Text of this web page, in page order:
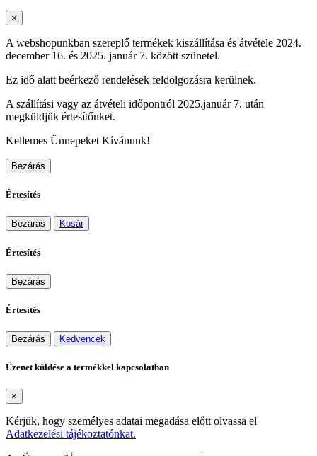
×
A webshopunkban szereplő termékek kiszállítása és átvétele 2024.
december 16. és 2025. január 7. között szünetel.
Ez idő alatt beérkező rendelések feldolgozásra kerülnek.
A szállítási vagy az átvételi időpontról 2025.január 7. után
megküldjük értesítőnket.
Kellemes Ünnepeket Kívánunk!
Bezárás
Értesítés
Bezárás Kosár
Értesítés
Bezárás
Értesítés
Bezárás Kedvencek
Üzenet küldése a termékkel kapcsolatban
×
Kérjük, hogy személyes adatai megadása előtt olvassa el
Adatkezelési tájékoztatónkat.